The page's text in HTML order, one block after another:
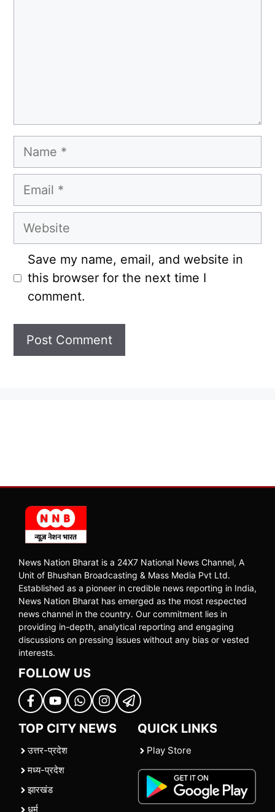
Name
Email
Website
Save my name, email, and website in
this browser for the next time I
comment.
News Nation Bharat is a 24X7 National News Channel, A
Unit of Bhushan Broadcasting & Mass Media Pvt Ltd.
Established as a pioneer in credible news reporting in India,
News Nation Bharat has emerged as the most respected
news channel in the country. Our commitment lies in
providing in-depth, analytical reporting and engaging
discussions on pressing issues without any bias or vested
interests.
FOLLOW US
TOP CITY NEWS
उत्तर-प्रदेश
मध्य-प्रदेश
झारखंड
धर्म
QUICK LINKS
Play Store